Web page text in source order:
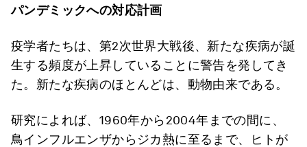
パンデミックへの対応計画
疫学者たちは、第2次世界大戦後、新たな疾病が誕
生する頻度が上昇していることに警告を発してき
た。新たな疾病のほとんどは、動物由来である。
研究によれば、1960年から2004年までの間に、
鳥インフルエンザからジカ熱に至るまで、ヒトが